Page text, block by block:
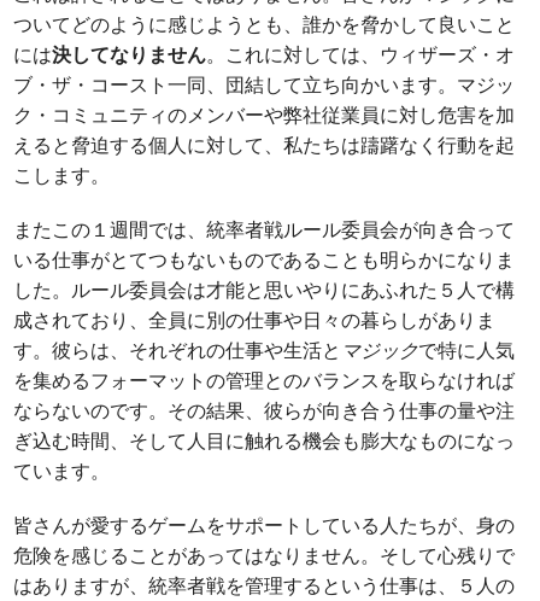
ついてどのように感じようとも、誰かを脅かして良いこと
には決してなりません。これに対しては、ウィザーズ・オ
ブ・ザ・コースト一同、団結して立ち向かいます。マジッ
ク・コミュニティのメンバーや弊社従業員に対し危害を加
えると脅迫する個人に対して、私たちは躊躇なく行動を起
こします。
またこの１週間では、統率者戦ルール委員会が向き合って
いる仕事がとてつもないものであることも明らかになりま
した。ルール委員会は才能と思いやりにあふれた５人で構
成されており、全員に別の仕事や日々の暮らしがありま
す。彼らは、それぞれの仕事や生活と マジックで特に人気
を集めるフォーマットの管理とのバランスを取らなければ
ならないのです。その結果、彼らが向き合う仕事の量や注
ぎ込む時間、そして人目に触れる機会も膨大なものになっ
ています。
皆さんが愛するゲームをサポートしている人たちが、身の
危険を感じることがあってはなりません。そして心残りで
はありますが、統率者戦を管理するという仕事は、５人の